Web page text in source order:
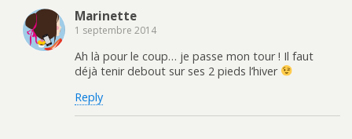
Marinette
1 septembre 2014
Ah là pour le coup… je passe mon tour ! Il faut
déjà tenir debout sur ses 2 pieds l’hiver
Reply